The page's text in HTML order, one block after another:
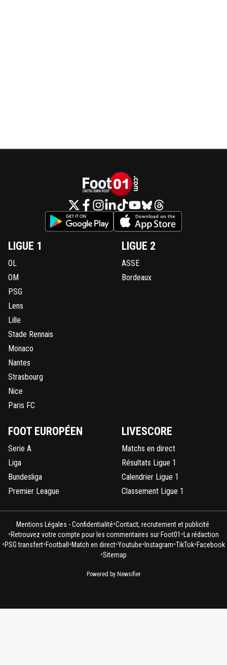
LIGUE 1
OL
OM
PSG
Lens
Lille
Stade Rennais
Monaco
Nantes
Strasbourg
Nice
Paris FC
LIGUE 2
ASSE
Bordeaux
FOOT EUROPÉEN
Serie A
Liga
Bundesliga
Premier League
LIVESCORE
Matchs en direct
Résultats Ligue 1
Calendrier Ligue 1
Classement Ligue 1
Mentions Légales - Confidentialité•Contact, recrutement et publicité
•Retrouvez votre compte pour les commentaires sur Foot01 • La rédaction
•PSG transfert•Football •Match en direct•Youtube• Instagram•TikTok•Facebook
•Sitemap
Powered by Newsifier